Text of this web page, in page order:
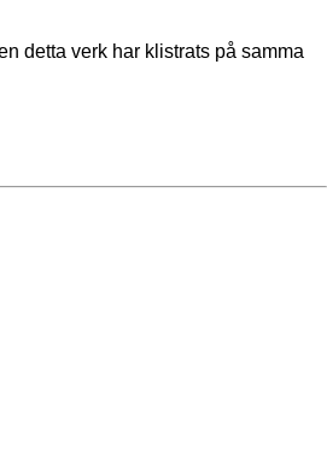
detta verk har klistrats på samma